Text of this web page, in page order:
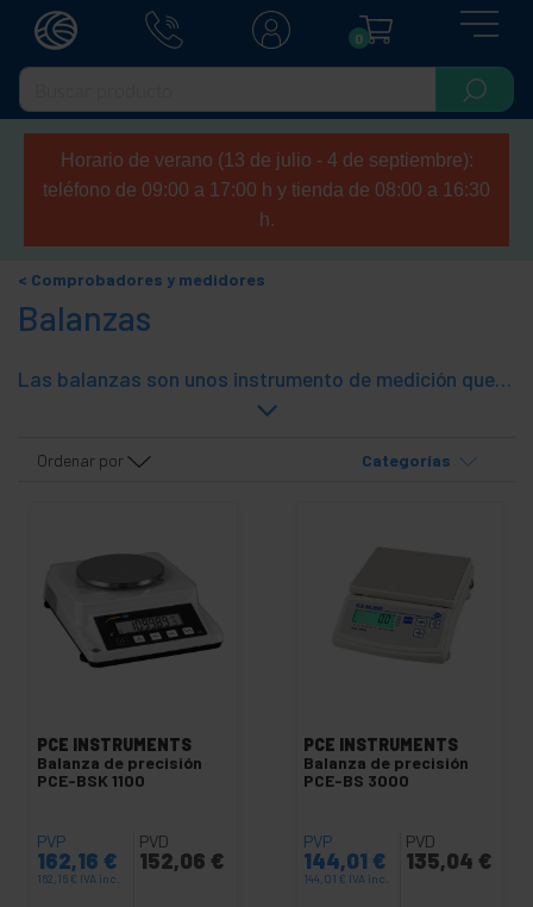
0
Horario de verano (13 de julio - 4 de septiembre):
teléfono de 09:00 a 17:00 h y tienda de 08:00 a 16:30
h.
Comprobadores y medidores
Balanzas
Las balanzas son unos instrumento de medición que se utilizan para determinar la masa de un objeto o sustancia. Básicamente, consiste en una plataforma sobre la cual se coloca el objeto a pesar y comprobar su peso total.
Ordenar por Categorías
PCE INSTRUMENTS
Balanza de precisión
PCE-BSK 1100
PVP
162,16 €
162,16 € IVA inc.
PVD
152,06 €
PCE INSTRUMENTS
Balanza de precisión
PCE-BS 3000
PVP
144,01 €
144,01 € IVA inc.
PVD
135,04 €